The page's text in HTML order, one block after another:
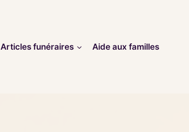
Articles funéraires Aide aux familles